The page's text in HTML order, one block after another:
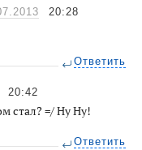
20:28
Ответить
20:42
стал? =/ Ну Ну!
Ответить